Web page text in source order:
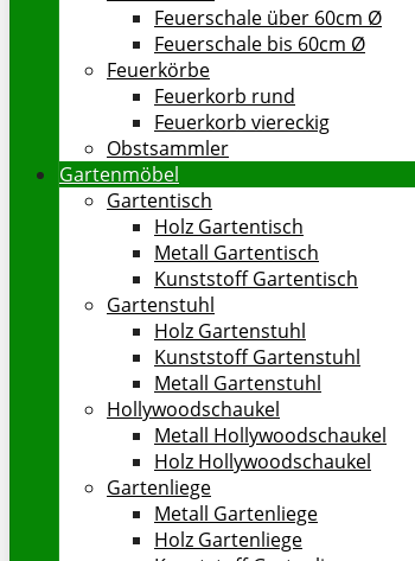
Feuerschale über 60cm Ø
Feuerschale bis 60cm Ø
Feuerkörbe
Feuerkorb rund
Feuerkorb viereckig
Obstsammler
Gartenmöbel
Gartentisch
Holz Gartentisch
Metall Gartentisch
Kunststoff Gartentisch
Gartenstuhl
Holz Gartenstuhl
Kunststoff Gartenstuhl
Metall Gartenstuhl
Hollywoodschaukel
Metall Hollywoodschaukel
Holz Hollywoodschaukel
Gartenliege
Metall Gartenliege
Holz Gartenliege